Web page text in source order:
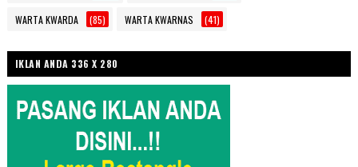
WARTA KWARDA (85) WARTA KWARNAS (41)
IKLAN ANDA 336 X 280